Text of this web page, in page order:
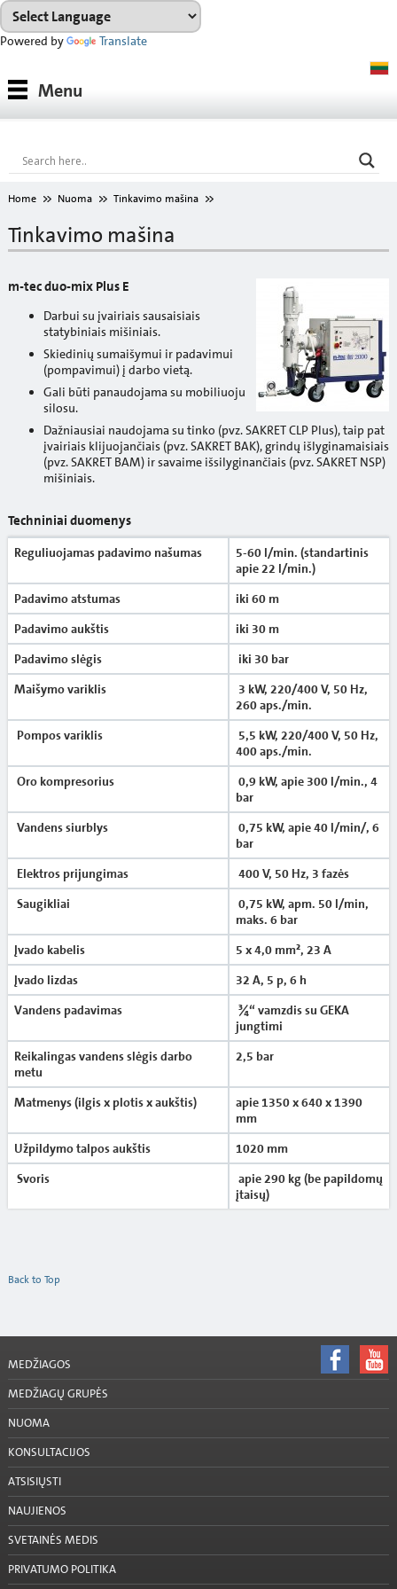
Powered by Translate
Medžiagos
Medžiagų grupės
Konsultacijos
Nuoma
ATSISIŲSTI
Menu
Home Nuoma Tinkavimo mašina
Tinkavimo mašina
m-tec duo-mix Plus E
Darbui su įvairiais sausaisiais
statybiniais mišiniais.
Skiedinių sumaišymui ir padavimui
(pompavimui) į darbo vietą.
Gali būti panaudojama su mobiliuoju
silosu.
Dažniausiai naudojama su tinko (pvz. SAKRET CLP Plus), taip pat
įvairiais klijuojančiais (pvz. SAKRET BAK), grindų išlyginamaisiais
(pvz. SAKRET BAM) ir savaime išsilyginančiais (pvz. SAKRET NSP)
mišiniais.
Techniniai duomenys
Reguliuojamas padavimo našumas
5-60 l/min. (standartinis
apie 22 l/min.)
Padavimo atstumas
iki 60 m
Padavimo aukštis
iki 30 m
Padavimo slėgis
iki 30 bar
Maišymo variklis
3 kW, 220/400 V, 50 Hz,
260 aps./min.
Pompos variklis
5,5 kW, 220/400 V, 50 Hz,
400 aps./min.
Oro kompresorius
0,9 kW, apie 300 l/min., 4
bar
Vandens siurblys
0,75 kW, apie 40 l/min/, 6
bar
Elektros prijungimas
400 V, 50 Hz, 3 fazės
Saugikliai
0,75 kW, apm. 50 l/min,
maks. 6 bar
Įvado kabelis
5 x 4,0 mm², 23 A
Įvado lizdas
32 A, 5 p, 6 h
Vandens padavimas
¾“ vamzdis su GEKA
jungtimi
Reikalingas vandens slėgis darbo
metu
2,5 bar
Matmenys (ilgis x plotis x aukštis)
apie 1350 x 640 x 1390
mm
Užpildymo talpos aukštis
1020 mm
Svoris
apie 290 kg (be papildomų
įtaisų)
Back to Top
MEDŽIAGOS
MEDŽIAGŲ GRUPĖS
NUOMA
KONSULTACIJOS
ATSISIŲSTI
NAUJIENOS
SVETAINĖS MEDIS
PRIVATUMO POLITIKA